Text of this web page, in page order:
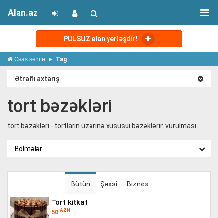
PULSUZ elan yerləşdir!
Alan.az
Əsas səhifə Tag
Ətraflı axtarış
tort bəzəkləri
tort bəzəkləri - tortların üzərinə xüsusui bəzəklərin vurulması
Bölmələr
Bütün Şəxsi Biznes
tort kitkat
50 AZN